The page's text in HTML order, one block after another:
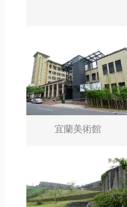
宜蘭美術館